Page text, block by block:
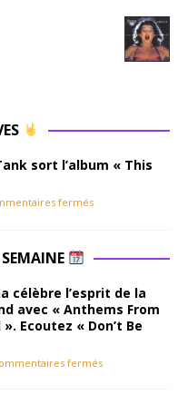
sort l’album « This
fermés
célèbre l’esprit de la
avec « Anthems From
Ecoutez « Don’t Be
fermés